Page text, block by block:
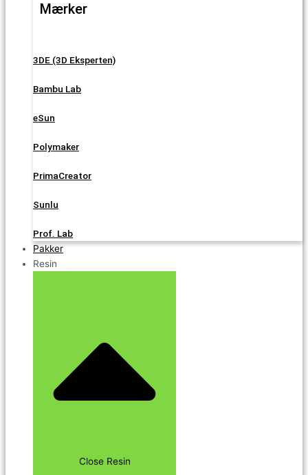
Mærker
3DE (3D Eksperten)
Bambu Lab
eSun
Polymaker
PrimaCreator
Sunlu
Prof. Lab
Pakker
Resin
Close Resin